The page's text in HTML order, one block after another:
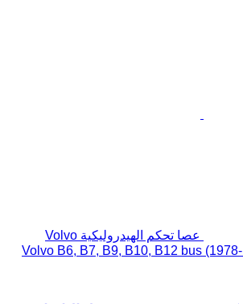
عصا تحكم الهيدروليكية Volvo
21093503 لـ الباصات Volvo B6, B7, B9, B10, B12 bus (1978-